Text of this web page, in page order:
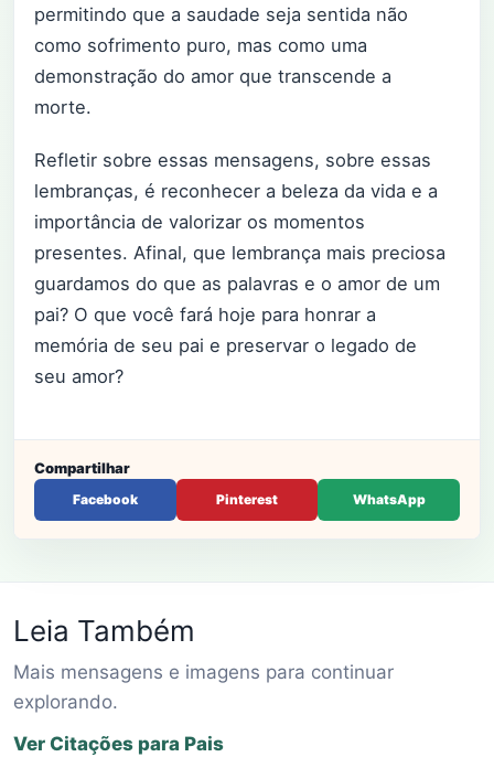
permitindo que a saudade seja sentida não
como sofrimento puro, mas como uma
demonstração do amor que transcende a
morte.
Refletir sobre essas mensagens, sobre essas
lembranças, é reconhecer a beleza da vida e a
importância de valorizar os momentos
presentes. Afinal, que lembrança mais preciosa
guardamos do que as palavras e o amor de um
pai? O que você fará hoje para honrar a
memória de seu pai e preservar o legado de
seu amor?
Compartilhar
Facebook Pinterest WhatsApp
Leia Também
Mais mensagens e imagens para continuar
explorando.
Ver Citações para Pais